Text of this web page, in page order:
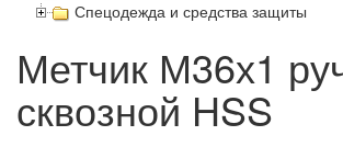
Спецодежда и средства защиты
Метчик М36х1
сквозной HSS